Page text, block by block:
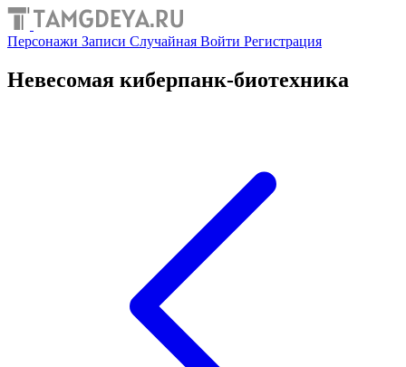
Персонажи Записи Случайная Войти Регистрация
Невесомая киберпанк-биотехника